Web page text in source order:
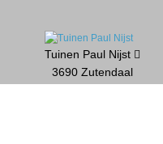
Tuinen Paul Nijst
3690 Zutendaal